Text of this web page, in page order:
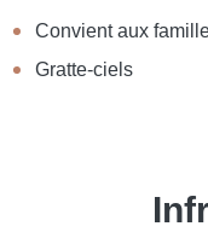
Convient aux
Gratte-ciels